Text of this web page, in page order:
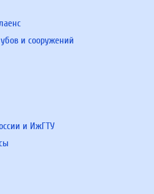
и сооружений
и ИжГТУ